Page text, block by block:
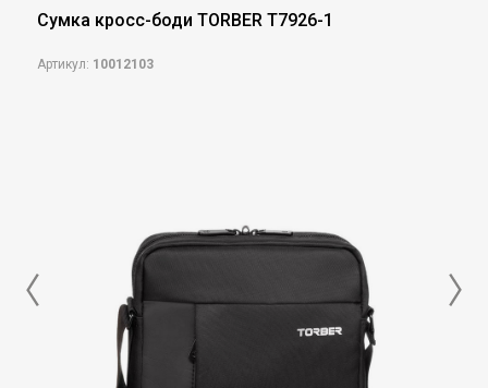
Сумка кросс-боди TORBER T7926-1
Артикул: 10012103